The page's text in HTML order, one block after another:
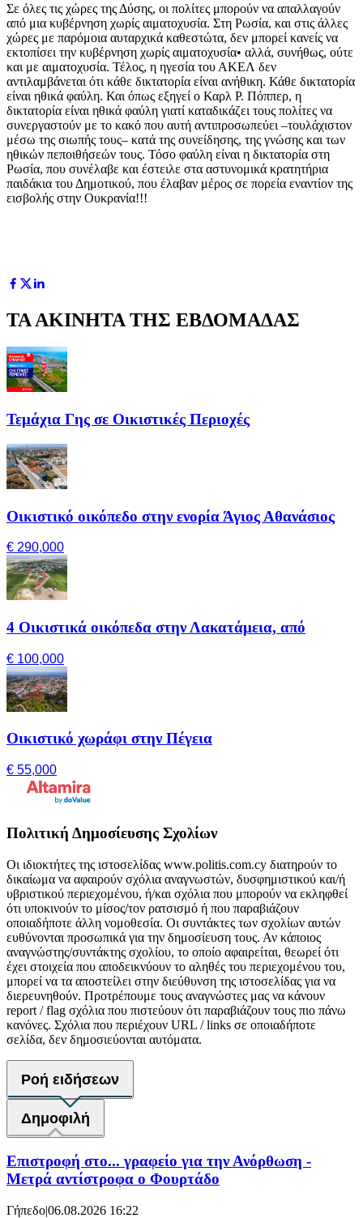
Σε όλες τις χώρες της Δύσης, οι πολίτες μπορούν να απαλλαγούν
από μια κυβέρνηση χωρίς αιματοχυσία. Στη Ρωσία, και στις άλλες
χώρες με παρόμοια αυταρχικά καθεστώτα, δεν μπορεί κανείς να
εκτοπίσει την κυβέρνηση χωρίς αιματοχυσία• αλλά, συνήθως, ούτε
και με αιματοχυσία. Τέλος, η ηγεσία του ΑΚΕΛ δεν
αντιλαμβάνεται ότι κάθε δικτατορία είναι ανήθικη. Κάθε δικτατορία
είναι ηθικά φαύλη. Και όπως εξηγεί ο Καρλ Ρ. Πόππερ, η
δικτατορία είναι ηθικά φαύλη γιατί καταδικάζει τους πολίτες να
συνεργαστούν με το κακό που αυτή αντιπροσωπεύει –τουλάχιστον
μέσω της σιωπής τους– κατά της συνείδησης, της γνώσης και των
ηθικών πεποιθήσεών τους. Τόσο φαύλη είναι η δικτατορία στη
Ρωσία, που συνέλαβε και έστειλε στα αστυνομικά κρατητήρια
παιδάκια του Δημοτικού, που έλαβαν μέρος σε πορεία εναντίον της
εισβολής στην Ουκρανία!!!
ΤΑ ΑΚΙΝΗΤΑ ΤΗΣ ΕΒΔΟΜΑΔΑΣ
Τεμάχια Γης σε Οικιστικές Περιοχές
Οικιστικό οικόπεδο στην ενορία Άγιος Αθανάσιος
€ 290,000
4 Οικιστικά οικόπεδα στην Λακατάμεια, από
€ 100,000
Οικιστικό χωράφι στην Πέγεια
€ 55,000
Πολιτική Δημοσίευσης Σχολίων
Οι ιδιοκτήτες της ιστοσελίδας www.politis.com.cy διατηρούν το
δικαίωμα να αφαιρούν σχόλια αναγνωστών, δυσφημιστικού και/ή
υβριστικού περιεχομένου, ή/και σχόλια που μπορούν να εκληφθεί
ότι υποκινούν το μίσος/τον ρατσισμό ή που παραβιάζουν
οποιαδήποτε άλλη νομοθεσία. Οι συντάκτες των σχολίων αυτών
ευθύνονται προσωπικά για την δημοσίευση τους. Αν κάποιος
αναγνώστης/συντάκτης σχολίου, το οποίο αφαιρείται, θεωρεί ότι
έχει στοιχεία που αποδεικνύουν το αληθές του περιεχομένου του,
μπορεί να τα αποστείλει στην διεύθυνση της ιστοσελίδας για να
διερευνηθούν. Προτρέπουμε τους αναγνώστες μας να κάνουν
report / flag σχόλια που πιστεύουν ότι παραβιάζουν τους πιο πάνω
κανόνες. Σχόλια που περιέχουν URL / links σε οποιαδήποτε
σελίδα, δεν δημοσιεύονται αυτόματα.
Ροή ειδήσεων
Δημοφιλή
Επιστροφή στο... γραφείο για την Ανόρθωση -
Μετρά αντίστροφα ο Φουρτάδο
Γήπεδο|06.08.2026 16:22